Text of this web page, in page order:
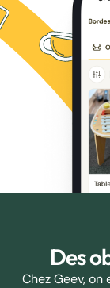
Des
Chez Geev,